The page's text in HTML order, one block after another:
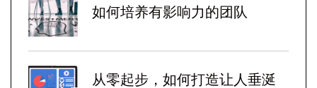
如何培养有影响力的团队
从零起步，如何打造让人垂涎